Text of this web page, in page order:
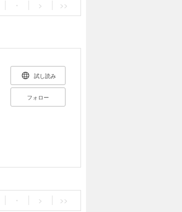
・ > >>
試し読み
フォロー
・ > >>